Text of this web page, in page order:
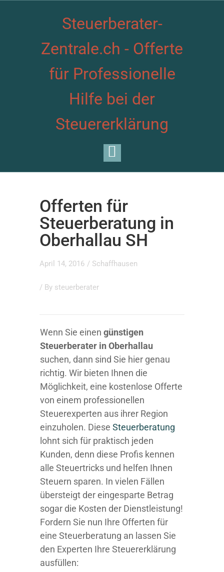
Steuerberater-
Zentrale.ch - Offerte
für Professionelle
Hilfe bei der
Steuererklärung
Offerten für
Steuerberatung in
Oberhallau SH
April 14, 2016 / Schaffhausen
/ By steuerberater
Wenn Sie einen günstigen
Steuerberater in Oberhallau
suchen, dann sind Sie hier genau
richtig. Wir bieten Ihnen die
Möglichkeit, eine kostenlose Offerte
von einem professionellen
Steuerexperten aus ihrer Region
einzuholen. Diese Steuerberatung
lohnt sich für praktisch jeden
Kunden, denn diese Profis kennen
alle Steuertricks und helfen Ihnen
Steuern sparen. In vielen Fällen
übersteigt der eingesparte Betrag
sogar die Kosten der Dienstleistung!
Fordern Sie nun Ihre Offerten für
eine Steuerberatung an lassen Sie
den Experten Ihre Steuererklärung
ausfüllen: